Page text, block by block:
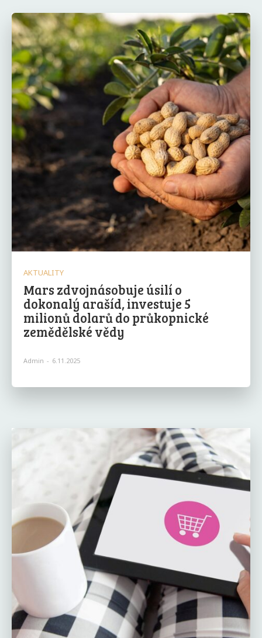
AKTUALITY
Mars zdvojnásobuje úsilí o
dokonalý arašíd, investuje 5
milionů dolarů do průkopnické
zemědělské vědy
Admin - 6.11.2025